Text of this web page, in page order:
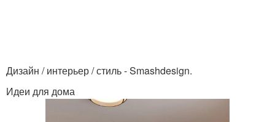
Дизайн / интерьер / стиль - Smashdesign.
Идеи для дома